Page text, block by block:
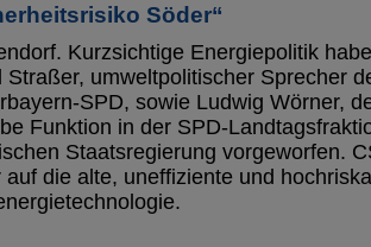
Söder“
Kurzsichtige Energiepolitik
Straßer, umweltpolitischer Sprecher
SPD, sowie Ludwig Wörner,
Funktion in der SPD-
Staatsregierung vorgeworfen.
auf die alte, uneffiziente und